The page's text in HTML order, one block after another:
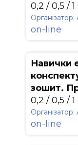
0,2 / 0,5 /
on-line
Навички
зошит.
0,2 / 0,5 /
on-line